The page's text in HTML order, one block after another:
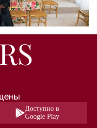
Доступно в
Google Play